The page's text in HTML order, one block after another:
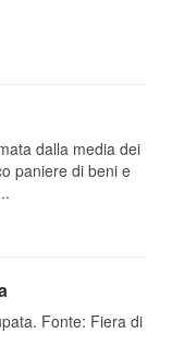
dalla media dei
paniere di beni e
Fonte: Fiera di